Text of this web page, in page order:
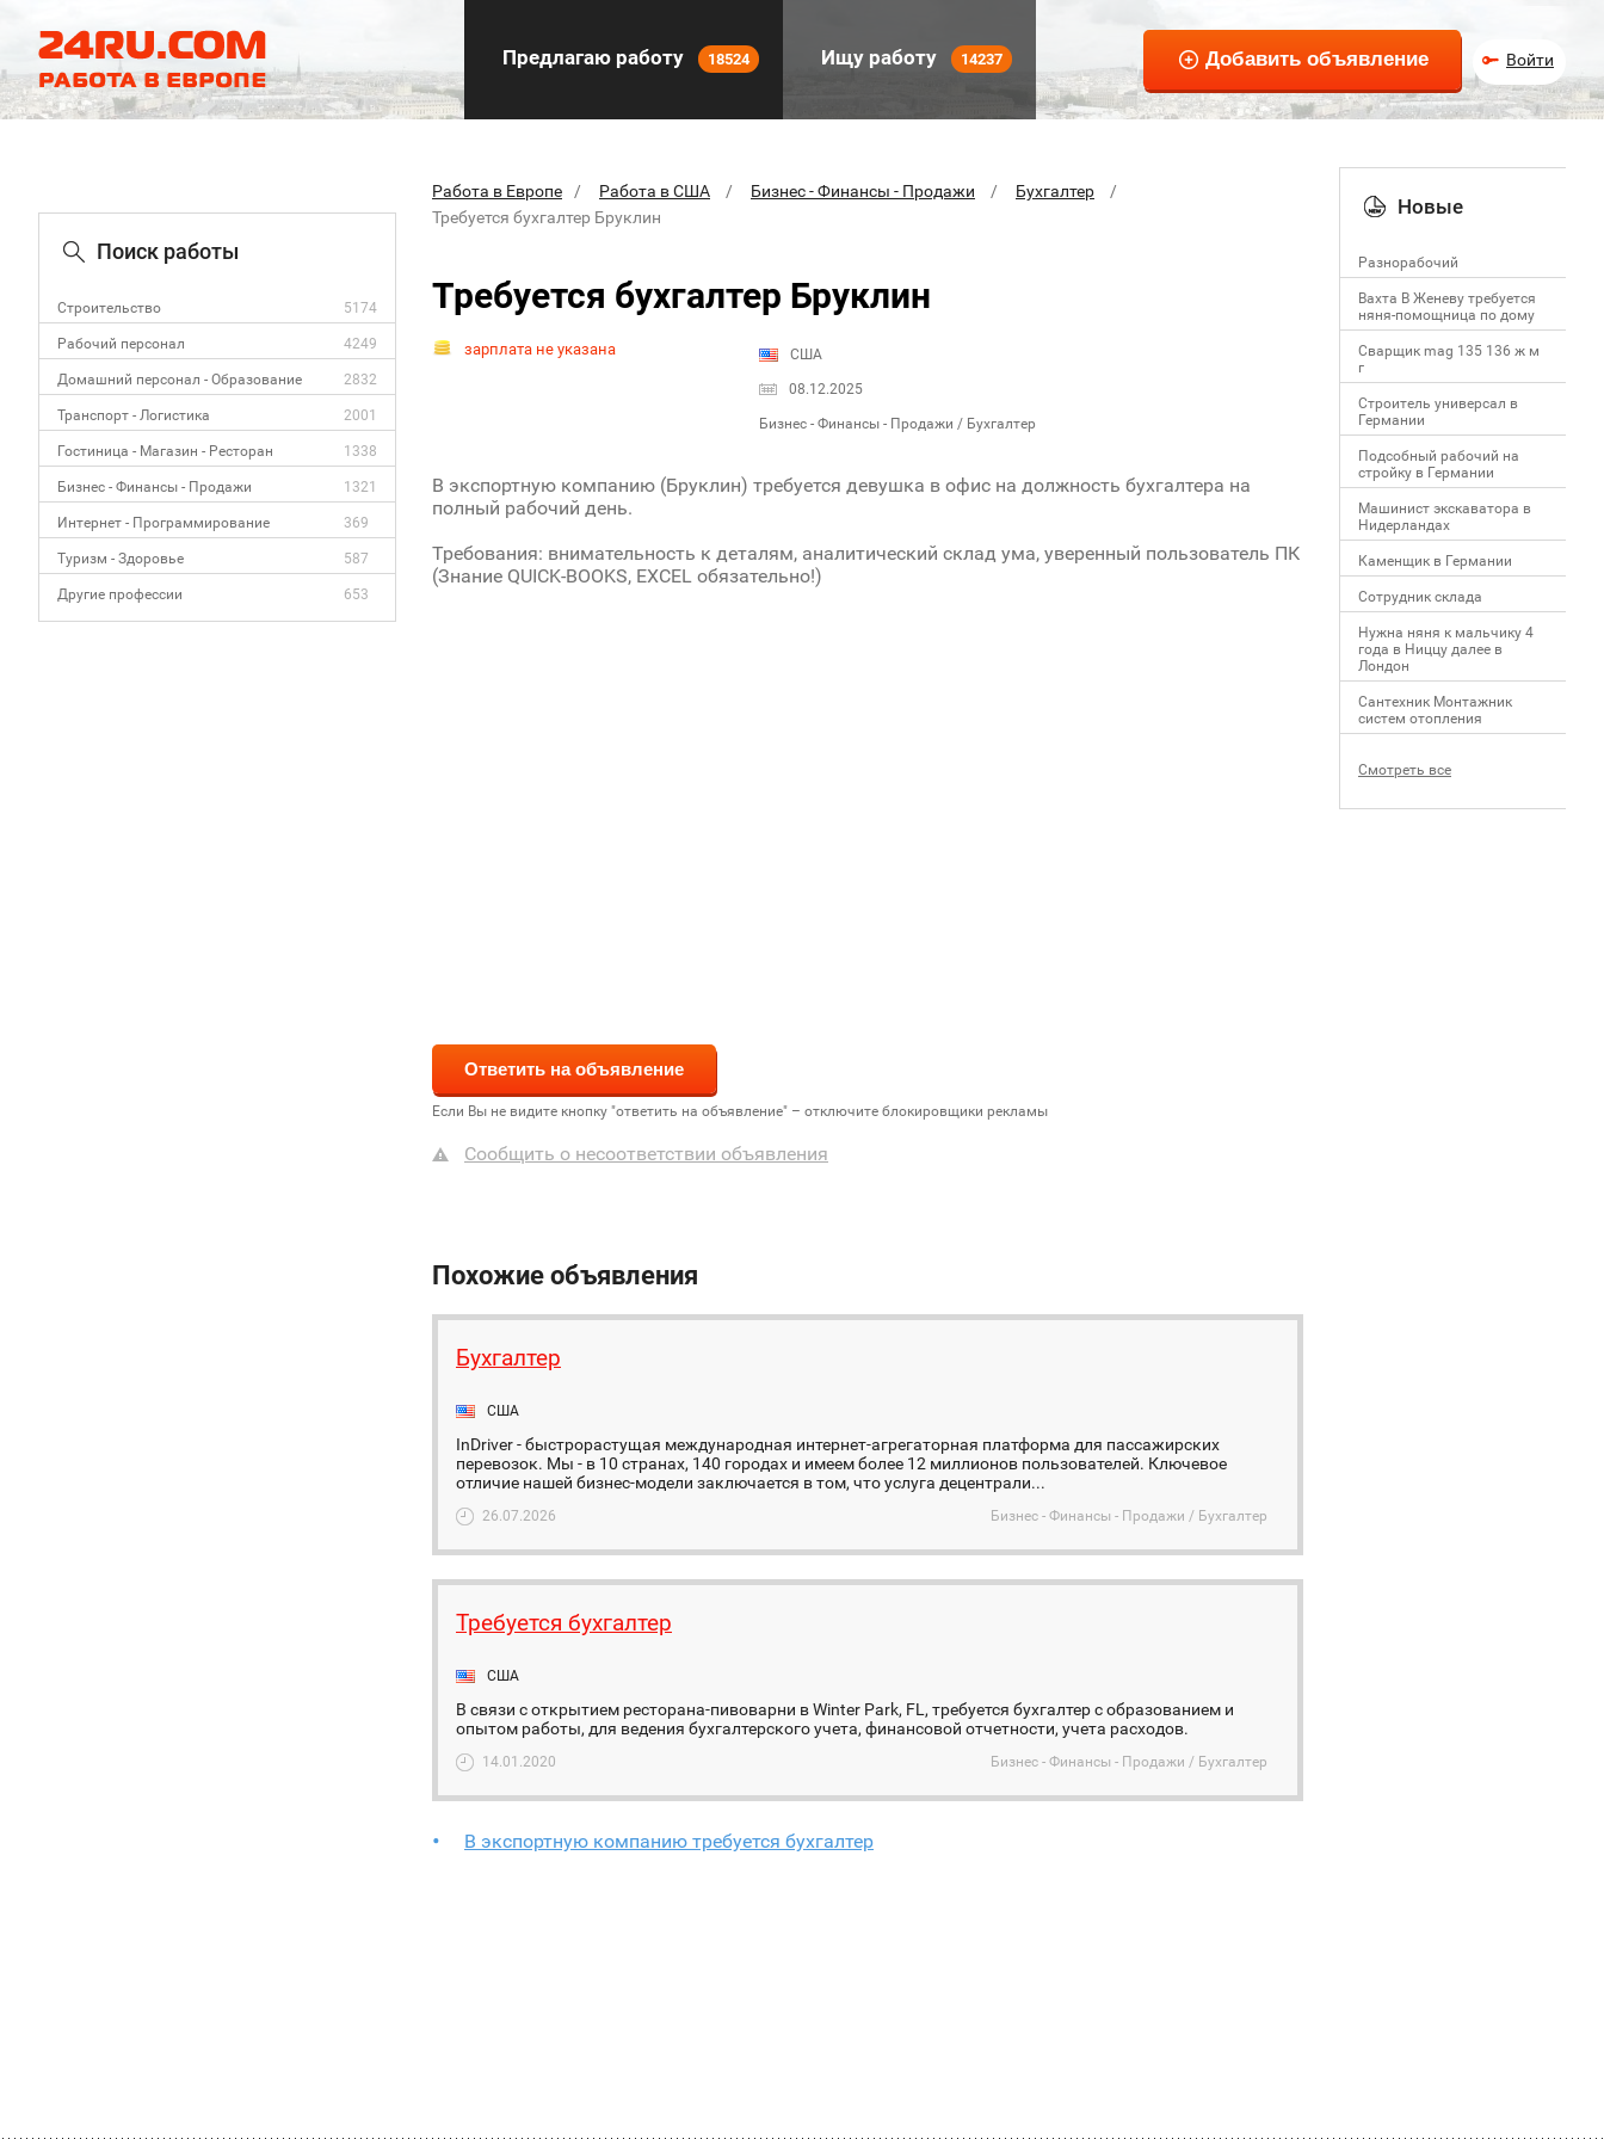
Предлагаю работу 18524 Ищу работу 14237 Войти
Поиск работы
Строительство 5174
Рабочий персонал 4249
Домашний персонал - Образование 2832
Транспорт - Логистика 2001
Гостиница - Магазин - Ресторан 1338
Бизнес - Финансы - Продажи 1321
Интернет - Программирование 369
Туризм - Здоровье 587
Другие профессии 653
Работа в Европе Работа в США Бизнес - Финансы - Продажи
Бухгалтер
Требуется бухгалтер Бруклин
Требуется бухгалтер Бруклин
зарплата не указана США
08.12.2025
Бизнес - Финансы - Продажи / Бухгалтер
В экспортную компанию (Бруклин) требуется девушка в офис на должность бухгалтера на
полный рабочий день.
Требования: внимательность к деталям, аналитический склад ума, уверенный пользователь ПК
(Знание QUICK-BOOKS, EXCEL обязательно!)
Если Вы не видите кнопку "ответить на объявление" – отключите блокировщики рекламы
Сообщить о несоответствии объявления
Похожие объявления
Бухгалтер
США
InDriver - быстрорастущая международная интернет-агрегаторная платформа для пассажирских
перевозок. Мы - в 10 странах, 140 городах и имеем более 12 миллионов пользователей. Ключевое
отличие нашей бизнес-модели заключается в том, что услуга децентрали...
26.07.2026 Бизнес - Финансы - Продажи / Бухгалтер
Требуется бухгалтер
США
В связи с открытием ресторана-пивоварни в Winter Park, FL, требуется бухгалтер с образованием и
опытом работы, для ведения бухгалтерского учета, финансовой отчетности, учета расходов.
14.01.2020 Бизнес - Финансы - Продажи / Бухгалтер
В экспортную компанию требуется бухгалтер
Новые
Разнорабочий
Вахта В Женеву требуется
няня-помощница по дому
Сварщик mag 135 136 ж м
г
Строитель универсал в
Германии
Подсобный рабочий на
стройку в Германии
Машинист экскаватора в
Нидерландах
Каменщик в Германии
Сотрудник склада
Нужна няня к мальчику 4
года в Ниццу далее в
Лондон
Сантехник Монтажник
систем отопления
Смотреть все